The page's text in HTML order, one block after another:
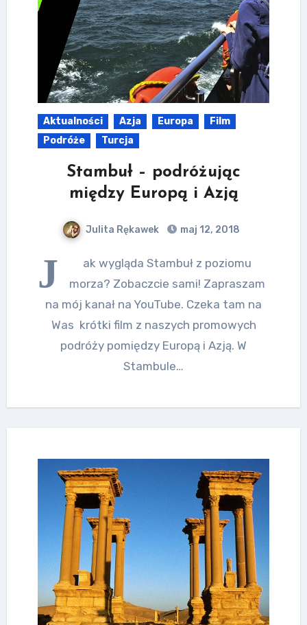
Aktualności Azja Europa
Film
Podróże
Turcja
Stambuł – podróżując
między Europą i Azją
Julita Rękawek maj 12, 2018
J
ak wygląda Stambuł z poziomu
morza? Zobaczcie sami! Zapraszam
na mój kanał na YouTube. Czeka tam na
Was krótki film z naszych promowych
podróży pomiędzy Europą i Azją. W
Stambule…